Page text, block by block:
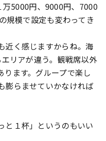
万5000円、9000円、7000
規模で設定も変わってき
く感じますからね。海
リアが違う。観戦席以外
ます。グループで楽し
膨らませていかなければ
１杯」というのもいい